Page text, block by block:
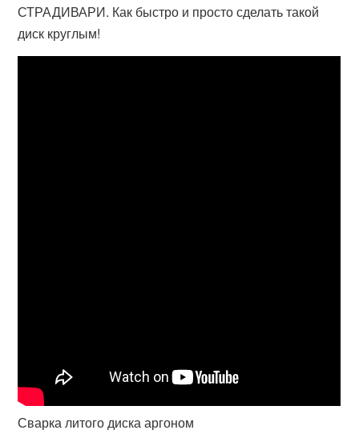
СТРАДИВАРИ. Как быстро и просто сделать такой
диск круглым!
Сварка литого диска аргоном